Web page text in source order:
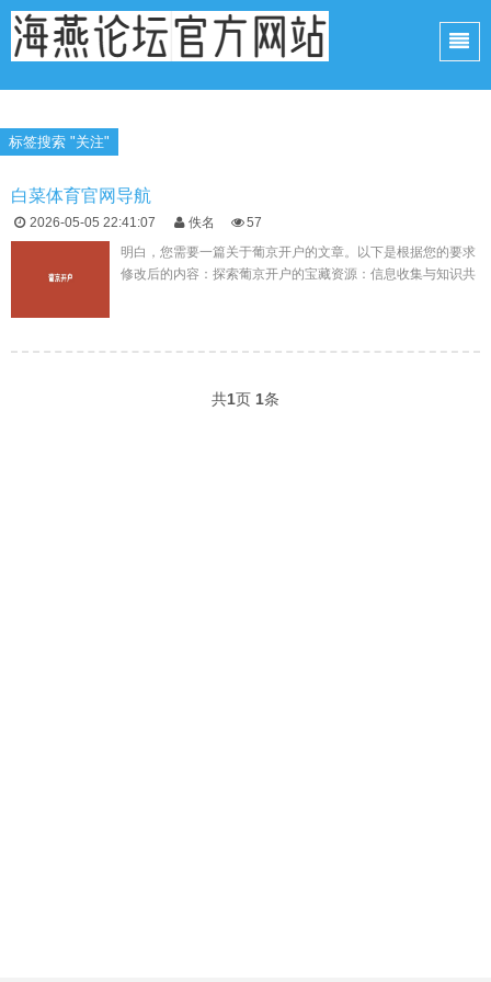
标签搜索 "关注"
白菜体育官网导航
2026-05-05 22:41:07 佚名
57
明白，您需要一篇关于葡京开户的文章。以下是根据您的要求
修改后的内容：探索葡京开户的宝藏资源：信息收集与知识共
共1页 1条